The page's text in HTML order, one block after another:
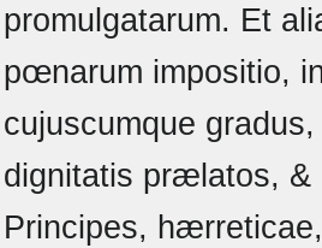
promulgatarum. Et
pœnarum impositio,
cujuscumque
dignitatis prælatos, &
Principes,